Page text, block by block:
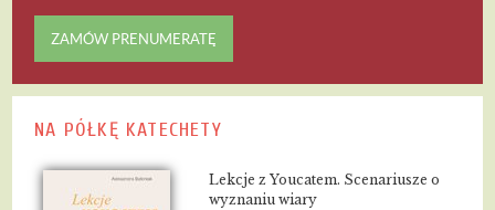
ZAMÓW PRENUMERATĘ
NA PÓŁKĘ KATECHETY
Lekcje z Youcatem. Scenariusze o
wyznaniu wiary